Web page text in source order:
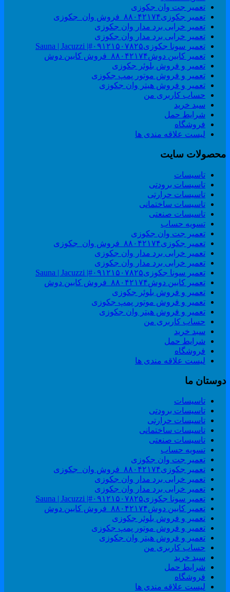
تعمیر جت وان جکوزی
تعمیر جکوزی۸۸۰۴۲۱۷۴_فروش وان_جکوزی
تعمیر خرابی برد مدار وان جکوزی
تعمیر خرابی برد مدار وان جکوزی
تعمیر سونا جکوزی۰۹۱۲۱۵۰۷۸۲۵#| Sauna | Jacuzzi
تعمیر کابین دوش۸۸۰۴۲۱۷۴_فروش کابین دوش
تعمیر و فروش بلوئر جکوزی
تعمیر و فروش موتور پمپ جکوزی
تعمیر و فروش هیتر وان جکوزی
حساب کاربری من
سبد خرید
شرایط حمل
فروشگاه
لیست علاقه مندی ها
سایت
تاسیسات
تاسیسات برودتی
تاسیسات حرارتی
تاسیسات ساختمانی
تاسیسات صنعتی
تسویه حساب
تعمیر جت وان جکوزی
تعمیر جکوزی۸۸۰۴۲۱۷۴_فروش وان_جکوزی
تعمیر خرابی برد مدار وان جکوزی
تعمیر خرابی برد مدار وان جکوزی
تعمیر سونا جکوزی۰۹۱۲۱۵۰۷۸۲۵#| Sauna | Jacuzzi
تعمیر کابین دوش۸۸۰۴۲۱۷۴_فروش کابین دوش
تعمیر و فروش بلوئر جکوزی
تعمیر و فروش موتور پمپ جکوزی
تعمیر و فروش هیتر وان جکوزی
حساب کاربری من
سبد خرید
شرایط حمل
فروشگاه
لیست علاقه مندی ها
ما
تاسیسات
تاسیسات برودتی
تاسیسات حرارتی
تاسیسات ساختمانی
تاسیسات صنعتی
تسویه حساب
تعمیر جت وان جکوزی
تعمیر جکوزی۸۸۰۴۲۱۷۴_فروش وان_جکوزی
تعمیر خرابی برد مدار وان جکوزی
تعمیر خرابی برد مدار وان جکوزی
تعمیر سونا جکوزی۰۹۱۲۱۵۰۷۸۲۵#| Sauna | Jacuzzi
تعمیر کابین دوش۸۸۰۴۲۱۷۴_فروش کابین دوش
تعمیر و فروش بلوئر جکوزی
تعمیر و فروش موتور پمپ جکوزی
تعمیر و فروش هیتر وان جکوزی
حساب کاربری من
سبد خرید
شرایط حمل
فروشگاه
لیست علاقه مندی ها